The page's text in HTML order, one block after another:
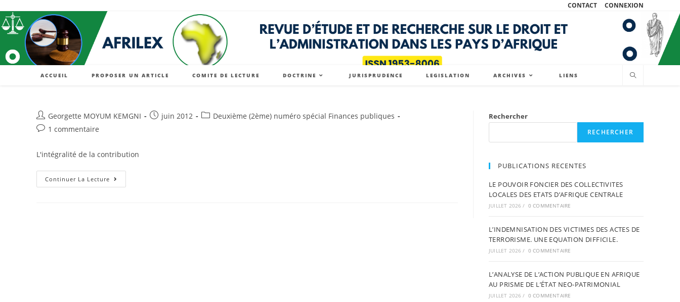
to
content
CONTACT CONNEXION
ACCUEIL PROPOSER UN ARTICLE COMITE DE LECTURE DOCTRINE JURISPRUDENCE LEGISLATION ARCHIVES LIENS
Auteur/autrice
de
Georgette MOYUM KEMGNI
Postjuin 2012
PostDeuxième (2ème) numéro spécial Finances publiques
Post1 commentaire
L'intégralité de la contribution
Continuer La Lecture Les
Juridictions
Rechercher
RECHERCHER
PUBLICATIONS RECENTES
LE POUVOIR FONCIER DES COLLECTIVITES
LOCALES DES ETATS D’AFRIQUE CENTRALE
JUILLET 2026 / 0 COMMENTAIRE
L’INDEMNISATION DES VICTIMES DES ACTES DE
TERRORISME. UNE EQUATION DIFFICILE.
JUILLET 2026 / 0 COMMENTAIRE
L’ANALYSE DE L’ACTION PUBLIQUE EN AFRIQUE
AU PRISME DE L’ÉTAT NEO-PATRIMONIAL
JUILLET 2026 / 0 COMMENTAIRE